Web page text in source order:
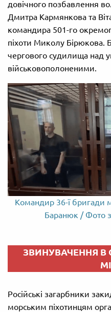
довічного позбавлення
Дмитра Кармянкова та
командира 501-го
піхоти Миколу Бірюкова.
чергового судилища над
військовополоненими.
Командир 36-ї бригади
Баранюк / Фото
ЗВИНУВАЧЕННЯ В
Російські загарбники
морським піхотинцям